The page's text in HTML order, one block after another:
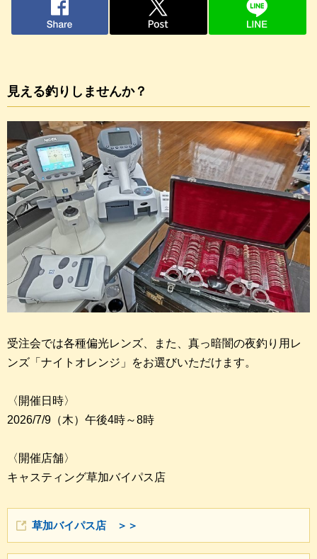
見える釣りしませんか？
受注会では各種偏光レンズ、また、真っ暗闇の夜釣り用レ
ンズ「ナイトオレンジ」をお選びいただけます。
〈開催日時〉
2026/7/9（木）午後4時～8時
〈開催店舗〉
キャスティング草加バイパス店
草加バイパス店 ＞＞